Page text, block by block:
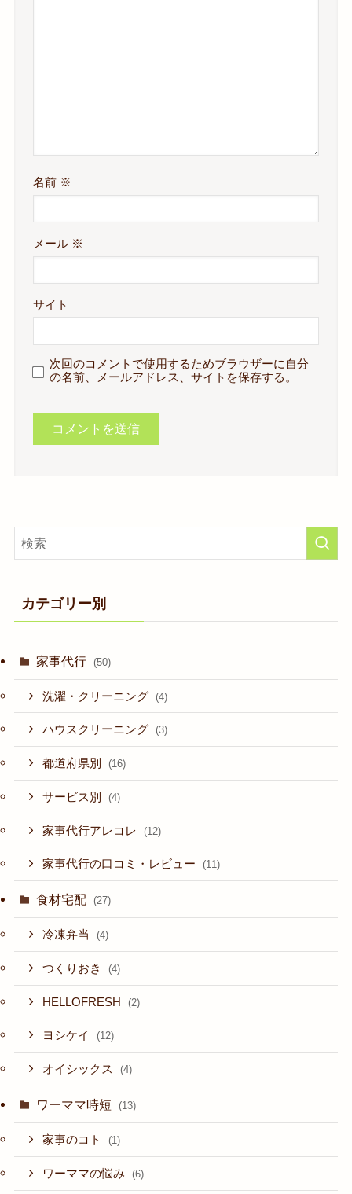
名前 ※
メール ※
サイト
次回のコメントで使用するためブラウザーに自分
の名前、メールアドレス、サイトを保存する。
カテゴリー別
家事代行 (50)
洗濯・クリーニング (4)
ハウスクリーニング (3)
都道府県別 (16)
サービス別 (4)
家事代行アレコレ (12)
家事代行の口コミ・レビュー (11)
食材宅配 (27)
冷凍弁当 (4)
つくりおき (4)
HELLOFRESH (2)
ヨシケイ (12)
オイシックス (4)
ワーママ時短 (13)
家事のコト (1)
ワーママの悩み (6)